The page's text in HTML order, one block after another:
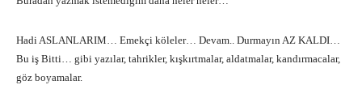
Hadi ASLANLARIM… Emekçi köleler… Devam.. Durmayın AZ KALDI…
Bu iş Bitti… gibi yazılar, tahrikler, kışkırtmalar, aldatmalar, kandırmacalar,
göz boyamalar.